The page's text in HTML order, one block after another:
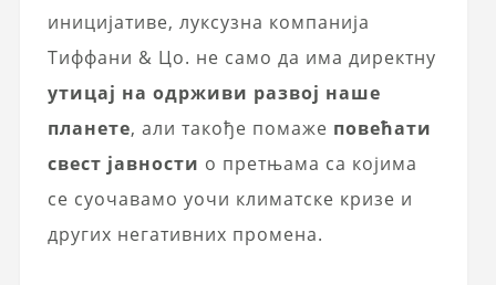
иницијативе, луксузна компанија
Тиффани & Цо. не само да има директну
утицај на одрживи развој наше
планете, али такође помаже повећати
свест јавности о претњама са којима
се суочавамо уочи климатске кризе и
других негативних промена.